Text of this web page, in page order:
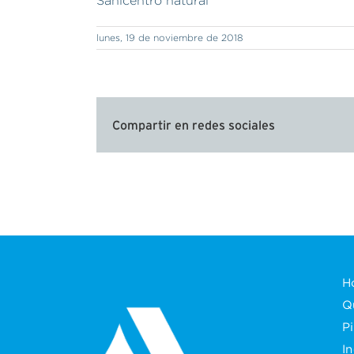
lunes, 19 de noviembre de 2018
Compartir en redes sociales